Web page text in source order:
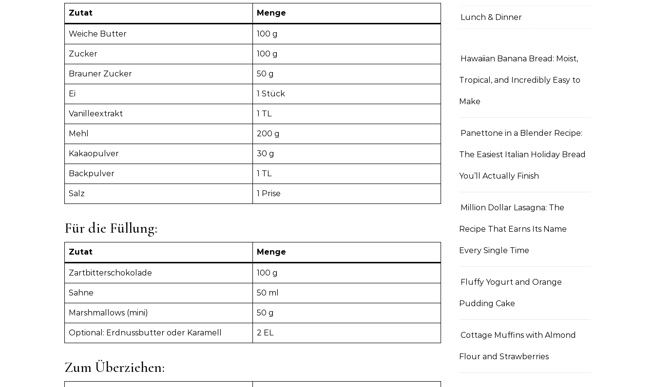
Zutat Menge
Weiche Butter 100 g
Zucker 100 g
Brauner Zucker 50 g
Ei 1 Stück
Vanilleextrakt 1 TL
Mehl 200 g
Kakaopulver 30 g
Backpulver 1 TL
Salz 1 Prise
Für die Füllung:
Zutat Menge
Zartbitterschokolade 100 g
Sahne 50 ml
Marshmallows (mini) 50 g
Optional: Erdnussbutter oder Karamell 2 EL
Zum Überziehen:
Lunch & Dinner
Hawaiian Banana Bread: Moist,
Tropical, and Incredibly Easy to
Make
Panettone in a Blender Recipe:
The Easiest Italian Holiday Bread
You’ll Actually Finish
Million Dollar Lasagna: The
Recipe That Earns Its Name
Every Single Time
Fluffy Yogurt and Orange
Pudding Cake
Cottage Muffins with Almond
Flour and Strawberries